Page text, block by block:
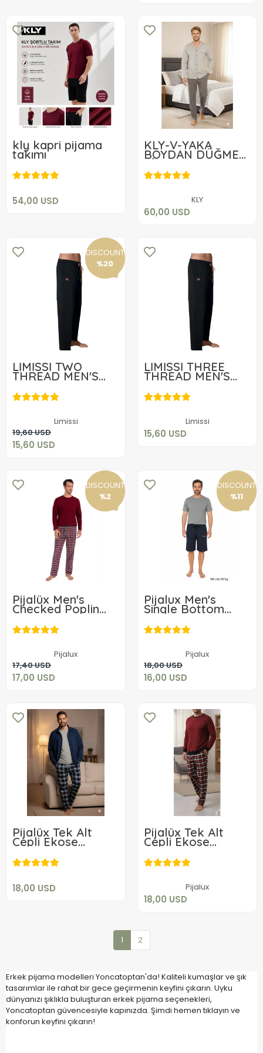
kly kapri pijama
takımı
54,00 USD
54,00 USD
Add to cart
KLY-V-YAKA
BOYDAN DÜĞMELİ
PİJAMA
KLY
60,00 USD
60,00 USD
DISCOUNT
%20
LİMİSSİ TWO
THREAD MEN'S
BOTTOM
Limissi
19,60 USD
15,60 USD
15,60 USD
Add to cart
LİMİSSİ THREE
THREAD MEN'S
BOTTOM
Limissi
15,60 USD
15,60 USD
DISCOUNT
%2
Pijalüx Men's
Checked Poplin
Pocketed Bottom
Pajama
Pijalux
17,40 USD
17,00 USD
17,00 USD
Add to cart
DISCOUNT
%11
Pijalux Men's
Single Bottom
Short 3301
Pijalux
18,00 USD
16,00 USD
16,00 USD
Add to cart
Pijalüx Tek Alt
Cepli Ekose
Pijama
18,00 USD
18,00 USD
Add to cart
Pijalüx Tek Alt
Cepli Ekose
Pijama
Pijalux
18,00 USD
18,00 USD
1 2
Erkek pijama modelleri Yoncatoptan'da! Kaliteli kumaşlar ve şık
tasarımlar ile rahat bir gece geçirmenin keyfini çıkarın. Uyku
dünyanızı şıklıkla buluşturan erkek pijama seçenekleri,
Yoncatoptan güvencesiyle kapınızda. Şimdi hemen tıklayın ve
konforun keyfini çıkarın!